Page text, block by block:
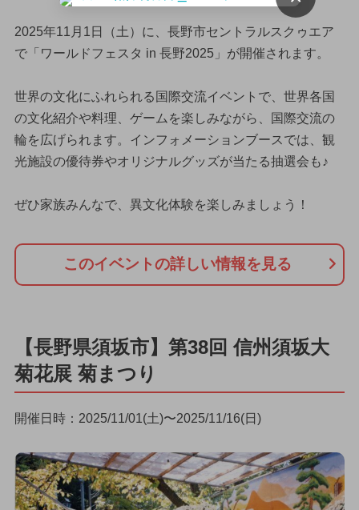
2025年11月1日（土）に、長野市セントラルスクゥエア
で「ワールドフェスタ in 長野2025」が開催されます。
世界の文化にふれられる国際交流イベントで、世界各国
の文化紹介や料理、ゲームを楽しみながら、国際交流の
輪を広げられます。インフォメーションブースでは、観
光施設の優待券やオリジナルグッズが当たる抽選会も♪
ぜひ家族みんなで、異文化体験を楽しみましょう！
このイベントの詳しい情報を見る
【長野県須坂市】第38回 信州須坂大
菊花展 菊まつり
開催日時：2025/11/01(土)〜2025/11/16(日)